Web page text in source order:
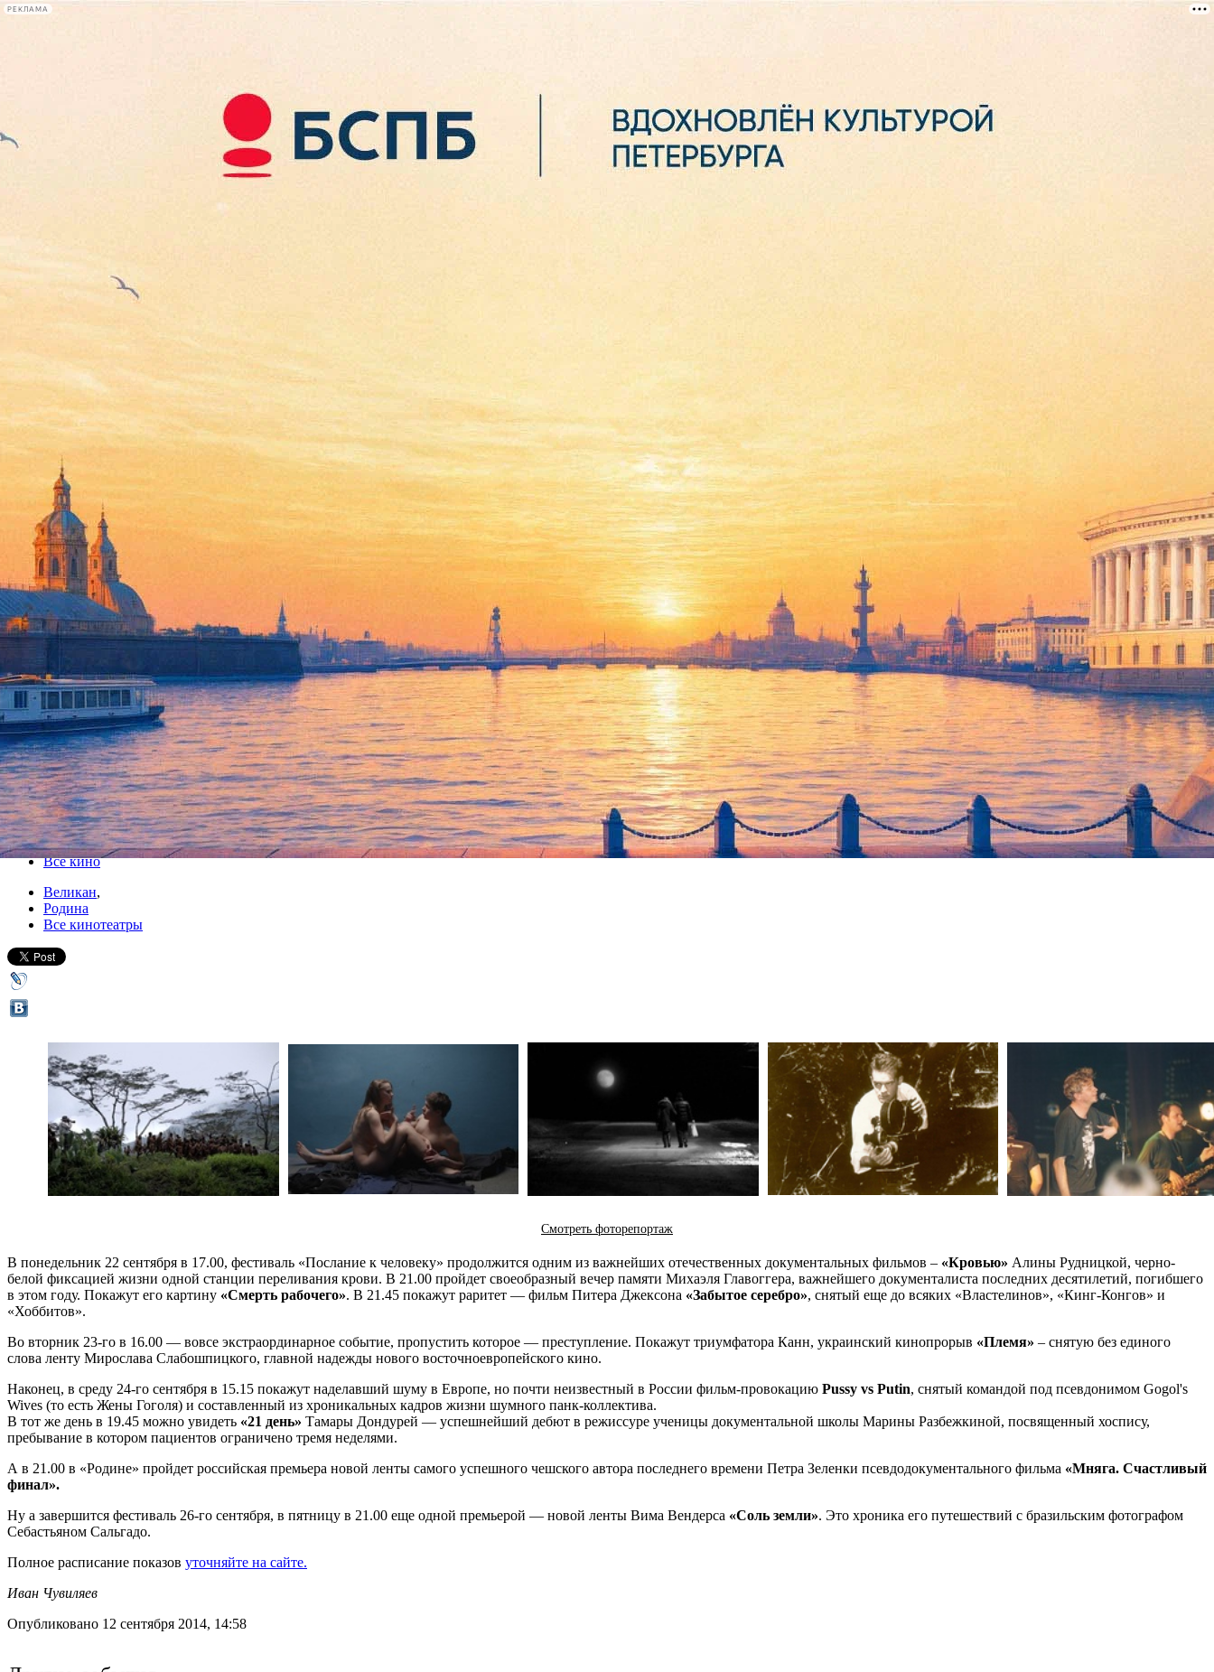
РЕКЛАМА
лекции
книги
"Послание к человеку" продолжится "Забытым серебром" Питера Джексона, "Племенем"
и фильмом о Пусси Райот
22 сентября 2014, понедельник-26 сентября 2014, пятница
Версия для печати
Все кино
Великан,
Родина
Все кинотеатры
Смотреть фоторепортаж
В понедельник 22 сентября в 17.00, фестиваль «Послание к человеку» продолжится одним из важнейших отечественных документальных фильмов – «Кровью» Алины Рудницкой, черно-
белой фиксацией жизни одной станции переливания крови. В 21.00 пройдет своеобразный вечер памяти Михаэля Главоггера, важнейшего документалиста последних десятилетий, погибшего
в этом году. Покажут его картину «Смерть рабочего». В 21.45 покажут раритет — фильм Питера Джексона «Забытое серебро», снятый еще до всяких «Властелинов», «Кинг-Конгов» и
«Хоббитов».
Во вторник 23-го в 16.00 — вовсе экстраординарное событие, пропустить которое — преступление. Покажут триумфатора Канн, украинский кинопрорыв «Племя» – снятую без единого
слова ленту Мирослава Слабошпицкого, главной надежды нового восточноевропейского кино.
Наконец, в среду 24-го сентября в 15.15 покажут наделавший шуму в Европе, но почти неизвестный в России фильм-провокацию Pussy vs Putin, снятый командой под псевдонимом Gogol's
Wives (то есть Жены Гоголя) и составленный из хроникальных кадров жизни шумного панк-коллектива.
В тот же день в 19.45 можно увидеть «21 день» Тамары Дондурей — успешнейший дебют в режиссуре ученицы документальной школы Марины Разбежкиной, посвященный хоспису,
пребывание в котором пациентов ограничено тремя неделями.
А в 21.00 в «Родине» пройдет российская премьера новой ленты самого успешного чешского автора последнего времени Петра Зеленки псевдодокументального фильма «Мняга. Счастливый
финал».
Ну а завершится фестиваль 26-го сентября, в пятницу в 21.00 еще одной премьерой — новой ленты Вима Вендерса «Соль земли». Это хроника его путешествий с бразильским фотографом
Себастьяном Сальгадо.
Полное расписание показов уточняйте на сайте.
Иван Чувиляев
Опубликовано 12 сентября 2014, 14:58